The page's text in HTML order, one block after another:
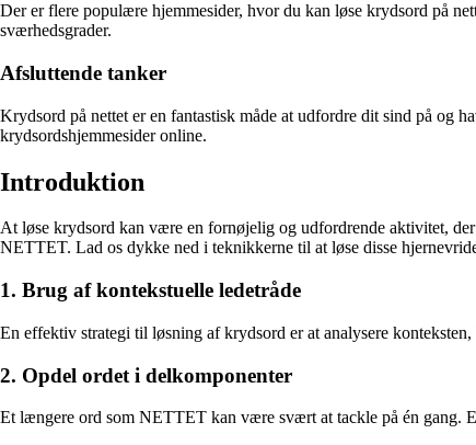
Der er flere populære hjemmesider, hvor du kan løse krydsord på
sværhedsgrader.
Afsluttende tanker
Krydsord på nettet er en fantastisk måde at udfordre dit sind på og
krydsordshjemmesider online.
Introduktion
At løse krydsord kan være en fornøjelig og udfordrende aktivitet,
NETTET. Lad os dykke ned i teknikkerne til at løse disse
1. Brug af kontekstuelle ledetråde
En effektiv strategi til løsning af krydsord er at analysere
2. Opdel ordet i delkomponenter
Et længere ord som NETTET kan være svært at tackle på én gang.